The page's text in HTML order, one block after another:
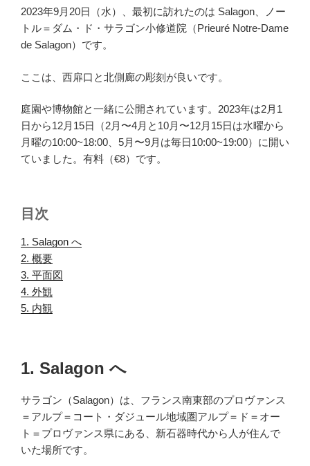
2023年9月20日（水）、最初に訪れたのは Salagon、ノー
トル＝ダム・ド・サラゴン小修道院（Prieuré Notre-Dame
de Salagon）です。
ここは、西扉口と北側廊の彫刻が良いです。
庭園や博物館と一緒に公開されています。2023年は2月1
日から12月15日（2月〜4月と10月〜12月15日は水曜から
月曜の10:00~18:00、5月〜9月は毎日10:00~19:00）に開い
ていました。有料（€8）です。
目次
1. Salagon へ
2. 概要
3. 平面図
4. 外観
5. 内観
1. Salagon へ
サラゴン（Salagon）は、フランス南東部のプロヴァンス
＝アルプ＝コート・ダジュール地域圏アルプ＝ド＝オー
ト＝プロヴァンス県にある、新石器時代から人が住んで
いた場所です。